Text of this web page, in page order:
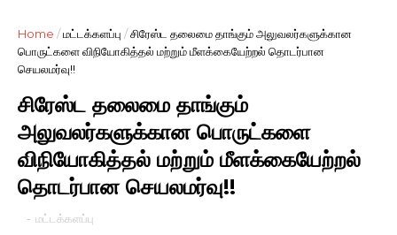
Home /மட்டக்களப்பு /சிரேஸ்ட தலைமை தாங்கும் அலுவலர்களுக்கான
பொருட்களை விநியோகித்தல் மற்றும் மீளக்கையேற்றல் தொடர்பான
செயலமர்வு!!
சிரேஸ்ட தலைமை தாங்கும்
அலுவலர்களுக்கான பொருட்களை
விநியோகித்தல் மற்றும் மீளக்கையேற்றல்
தொடர்பான செயலமர்வு!!
- மட்டக்களப்பு